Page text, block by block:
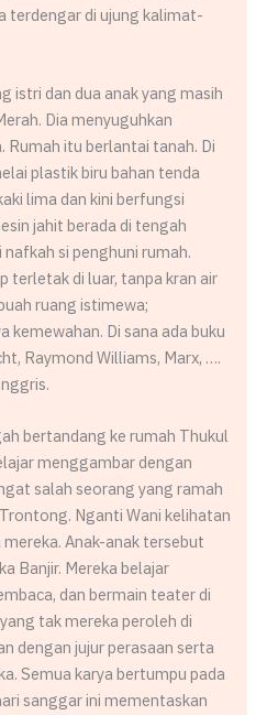
terdengar di ujung kalimat-
istri dan dua anak yang masih
Dia menyuguhkan
Rumah itu berlantai tanah. Di
plastik biru bahan tenda
lima dan kini berfungsi
jahit berada di tengah
si penghuni rumah.
terletak di luar, tanpa kran air
ruang istimewa;
Di sana ada buku
Raymond Williams, Marx, ….
bertandang ke rumah Thukul
menggambar dengan
salah seorang yang ramah
Nganti Wani kelihatan
Anak-anak tersebut
Banjir. Mereka belajar
dan bermain teater di
tak mereka peroleh di
dengan jujur perasaan serta
Semua karya bertumpu pada
sanggar ini mementaskan